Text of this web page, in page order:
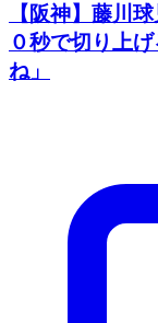
【阪神】藤川
０秒で切り上
ね」